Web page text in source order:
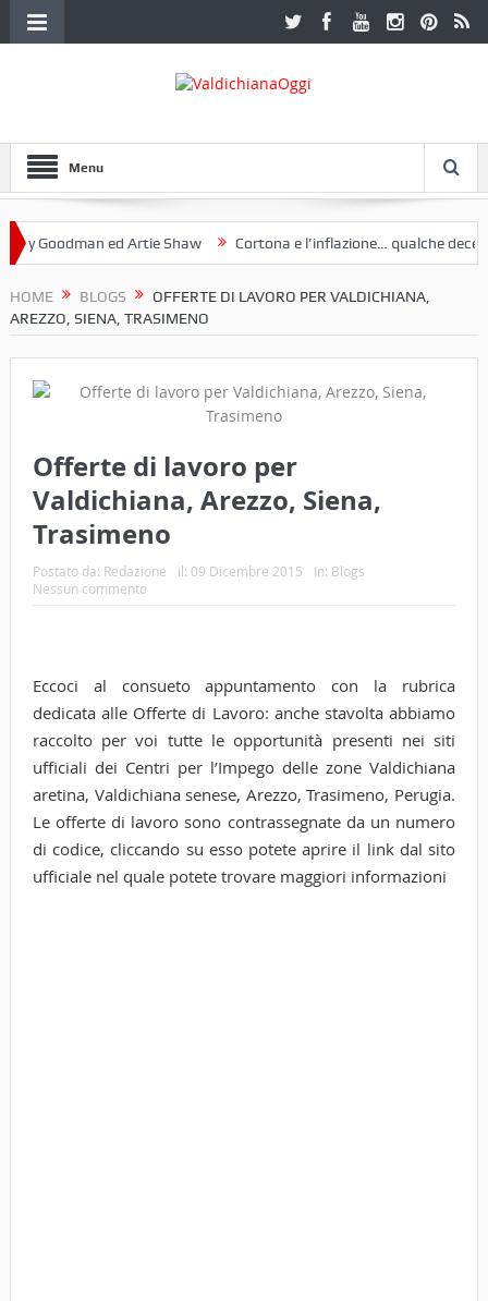
Menu
ed Artie Shaw Cortona e l’inflazione… qualche decennio
HOME BLOGS
OFFERTE DI LAVORO PER VALDICHIANA,
AREZZO, SIENA, TRASIMENO
Offerte di lavoro per
Valdichiana, Arezzo, Siena,
Trasimeno
Postato da: Redazione il: 09 Dicembre 2015 In: Blogs
Nessun commento
Eccoci al consueto appuntamento con la rubrica
dedicata alle Offerte di Lavoro: anche stavolta abbiamo
raccolto per voi tutte le opportunità presenti nei siti
ufficiali dei Centri per l’Impego delle zone Valdichiana
aretina, Valdichiana senese, Arezzo, Trasimeno, Perugia.
Le offerte di lavoro sono contrassegnate da un numero
di codice, cliccando su esso potete aprire il link dal sito
ufficiale nel quale potete trovare maggiori informazioni